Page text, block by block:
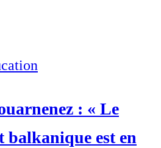
: « Le
balkanique est en